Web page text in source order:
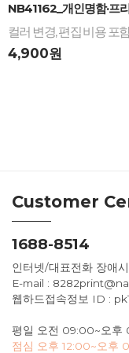
4,900원
Customer
1688-8514
인터넷/대표전화 장애
E-mail :
웹하드접속정보 ID :
평일 오전 09:00~오후
점심 오후 12:00~오후